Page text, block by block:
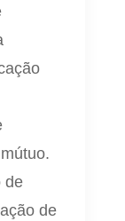
de
de